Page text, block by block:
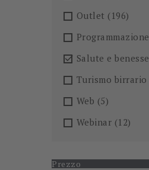
Outlet (196)
Programmazione

Turismo birrario
Web (5)
Webinar (12)
Prezzo